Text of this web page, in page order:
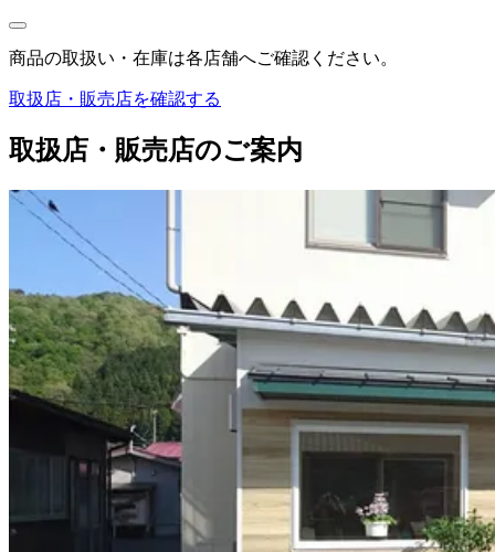
商品の取扱い・在庫は各店舗へご確認ください。
取扱店・販売店を確認する
取扱店・販売店のご案内